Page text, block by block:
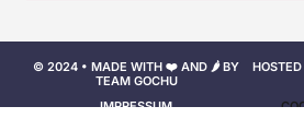
© 2024 • MADE WITH ❤️ AND 🌶️ BY
TEAM GOCHU
IMPRESSUM